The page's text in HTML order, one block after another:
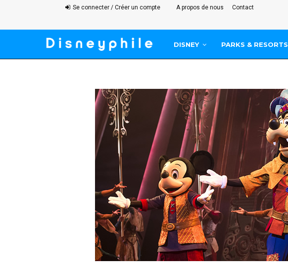
Se connecter / Créer un compte A propos de nous Contact
DISNEY PARKS & RESORTS